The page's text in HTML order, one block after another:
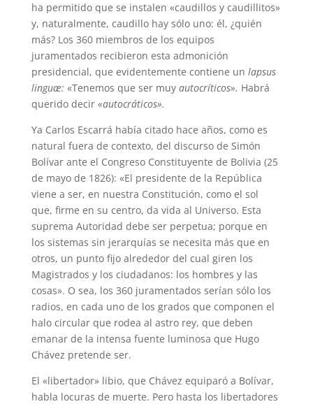
ha permitido que se instalen «caudillos y caudillitos»
y, naturalmente, caudillo hay sólo uno: él, ¿quién
más? Los 360 miembros de los equipos
juramentados recibieron esta admonición
presidencial, que evidentemente contiene un lapsus
linguæ: «Tenemos que ser muy autocríticos». Habrá
querido decir «autocráticos».
Ya Carlos Escarrá había citado hace años, como es
natural fuera de contexto, del discurso de Simón
Bolívar ante el Congreso Constituyente de Bolivia (25
de mayo de 1826): «El presidente de la República
viene a ser, en nuestra Constitución, como el sol
que, firme en su centro, da vida al Universo. Esta
suprema Autoridad debe ser perpetua; porque en
los sistemas sin jerarquías se necesita más que en
otros, un punto fijo alrededor del cual giren los
Magistrados y los ciudadanos: los hombres y las
cosas». O sea, los 360 juramentados serían sólo los
radios, en cada uno de los grados que componen el
halo circular que rodea al astro rey, que deben
emanar de la intensa fuente luminosa que Hugo
Chávez pretende ser.
El «libertador» libio, que Chávez equiparó a Bolívar,
habla locuras de muerte. Pero hasta los libertadores